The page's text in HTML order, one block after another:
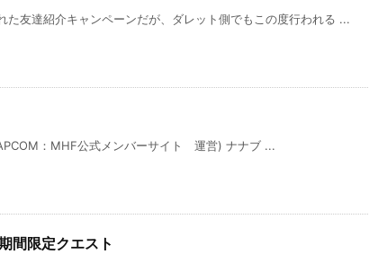
た友達紹介キャンペーンだが、ダレット側でもこの度行われる ...
：MHF公式メンバーサイト 運営) ナナブ ...
間限定クエスト